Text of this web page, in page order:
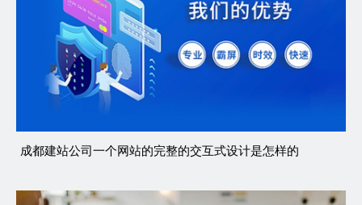
成都建站公司一个网站的完整的交互式设计是怎样的